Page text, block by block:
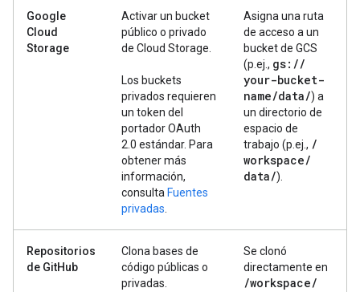
Google
Cloud
Storage
Activar un bucket
público o privado
de Cloud Storage.
Los buckets
privados requieren
un token del
portador OAuth
2.0 estándar. Para
obtener más
información,
consulta Fuentes
privadas
Asigna una ruta
de acceso a un
bucket de GCS
(p.ej., gs: //
your-bucket-
name/data/) a
un directorio de
espacio de
trabajo (p.ej., /
workspace/
data/).
Repositorios
de GitHub
Clona bases de
código públicas o
privadas.
Se clonó
directamente en
/workspace/